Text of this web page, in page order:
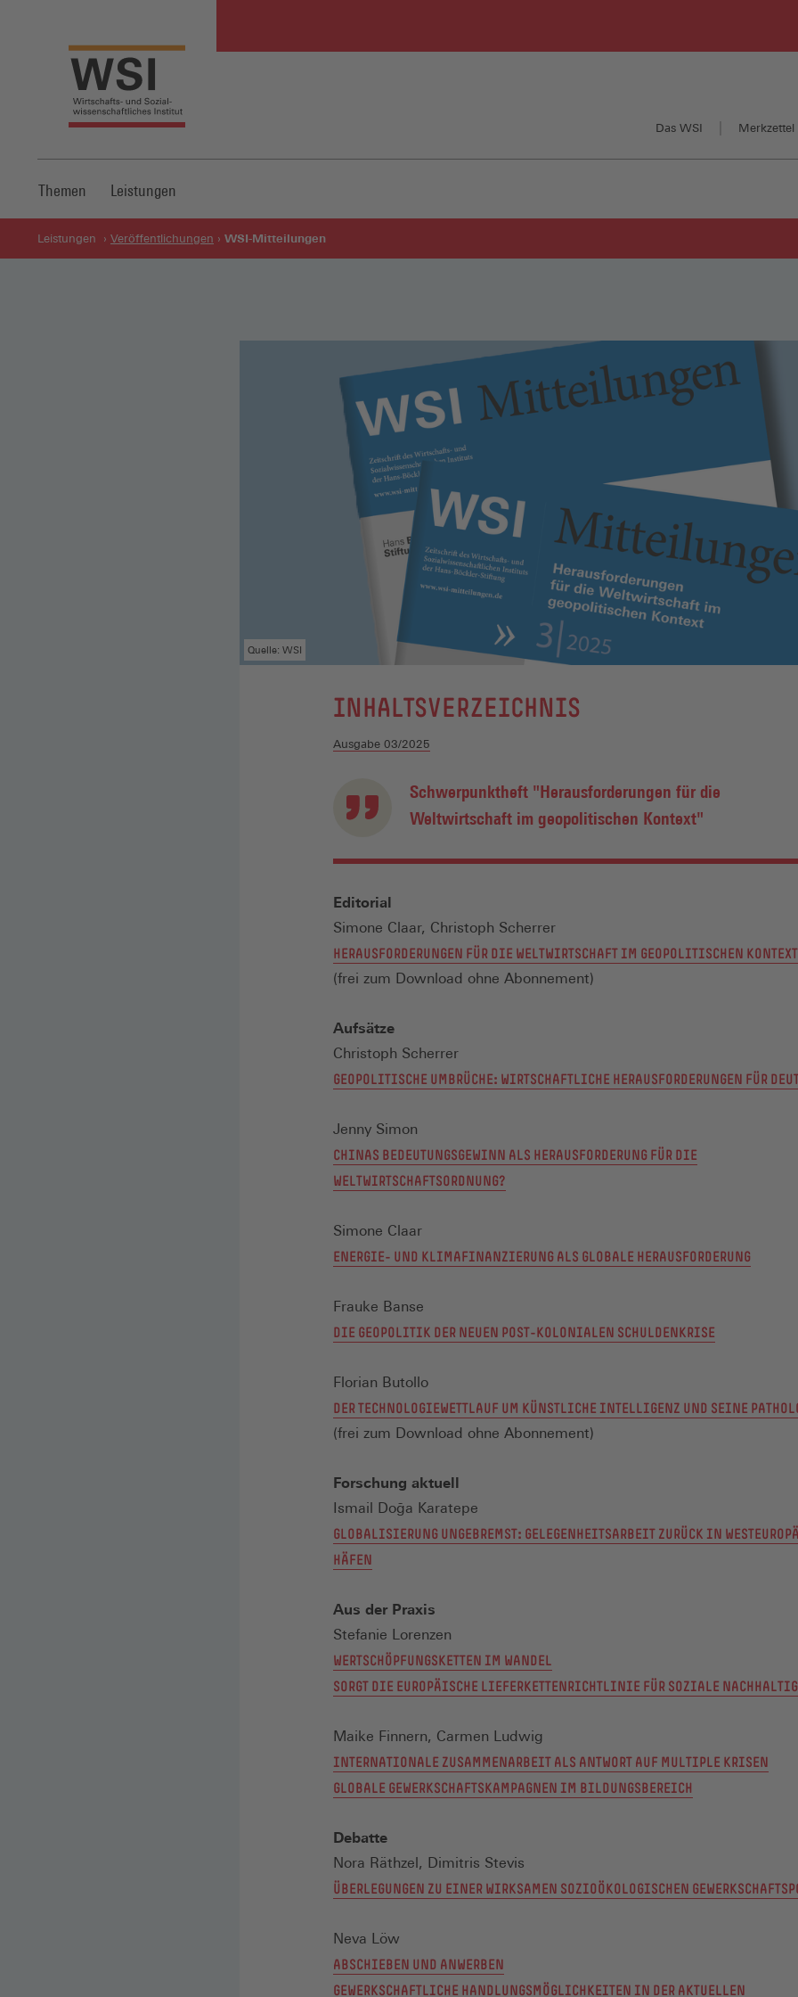
Das WSI Merkzettel
Themen Leistungen
Leistungen Veröffentlichungen WSI-Mitteilungen
Quelle: WSI
:
INHALTSVERZEICHNIS
Ausgabe 03/2025
Schwerpunktheft "Herausforderungen für die
Weltwirtschaft im geopolitischen Kontext"
Editorial
Simone Claar, Christoph Scherrer
HERAUSFORDERUNGEN FÜR DIE WELTWIRTSCHAFT IM GEOPOLITISCHEN KONTEXT
(frei zum Download ohne Abonnement)
Aufsätze
Christoph Scherrer
GEOPOLITISCHE UMBRÜCHE: WIRTSCHAFTLICHE HERAUSFORDERUNGEN FÜR
Jenny Simon
CHINAS BEDEUTUNGSGEWINN ALS HERAUSFORDERUNG FÜR DIE
WELTWIRTSCHAFTSORDNUNG?
Simone Claar
ENERGIE- UND KLIMAFINANZIERUNG ALS GLOBALE HERAUSFORDERUNG
Frauke Banse
DIE GEOPOLITIK DER NEUEN POST-KOLONIALEN SCHULDENKRISE
Florian Butollo
DER TECHNOLOGIEWETTLAUF UM KÜNSTLICHE INTELLIGENZ UND SEINE
(frei zum Download ohne Abonnement)
Forschung aktuell
Ismail Doğa Karatepe
GLOBALISIERUNG UNGEBREMST: GELEGENHEITSARBEIT ZURÜCK IN
HÄFEN
Aus der Praxis
Stefanie Lorenzen
WERTSCHÖPFUNGSKETTEN IM WANDEL
SORGT DIE EUROPÄISCHE LIEFERKETTENRICHTLINIE FÜR SOZIALE
Maike Finnern, Carmen Ludwig
INTERNATIONALE ZUSAMMENARBEIT ALS ANTWORT AUF MULTIPLE KRISEN
GLOBALE GEWERKSCHAFTSKAMPAGNEN IM BILDUNGSBEREICH
Debatte
Nora Räthzel, Dimitris Stevis
ÜBERLEGUNGEN ZU EINER WIRKSAMEN SOZIOÖKOLOGISCHEN
Neva Löw
ABSCHIEBEN UND ANWERBEN
GEWERKSCHAFTLICHE HANDLUNGSMÖGLICHKEITEN IN DER AKTUELLEN